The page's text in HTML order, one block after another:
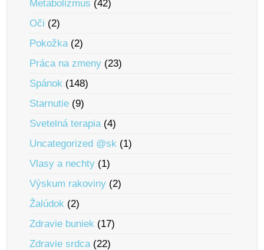
Metabolizmus (42)
Oči (2)
Pokožka(2)
Práca na zmeny (23)
Spánok (148)
Starnutie (9)
Svetelná terapia(4)
Uncategorized @sk (1)
Vlasy a nechty (1)
Výskum rakoviny (2)
Žalúdok (2)
Zdravie buniek (17)
Zdravie srdca(22)